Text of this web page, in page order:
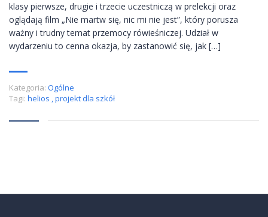
klasy pierwsze, drugie i trzecie uczestniczą w prelekcji oraz
oglądają film „Nie martw się, nic mi nie jest”, który porusza
ważny i trudny temat przemocy rówieśniczej. Udział w
wydarzeniu to cenna okazja, by zastanowić się, jak […]
Kategoria: Ogólne
Tagi: helios ,projekt dla szkół